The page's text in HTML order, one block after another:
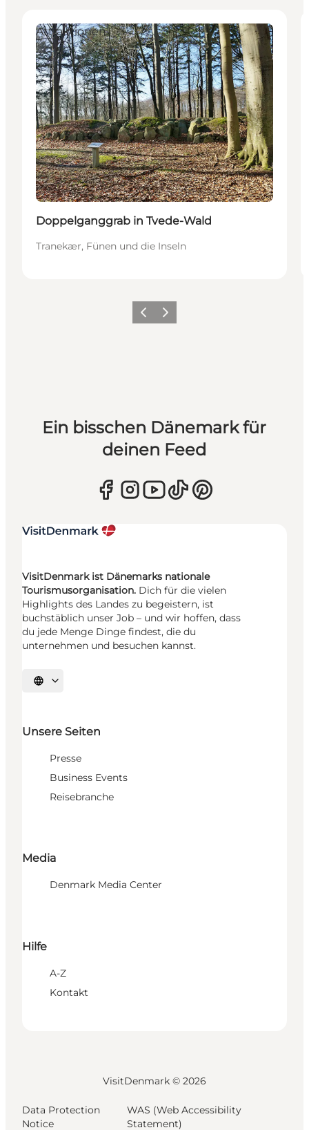
Attraktionen
Doppelganggrab in Tvede-Wald
Tranekær, Fünen und die Inseln
ZurückWeiter
Ein bisschen Dänemark für
deinen Feed
VisitDenmark ist Dänemarks nationale
Tourismusorganisation. Dich für die vielen
Highlights des Landes zu begeistern, ist
buchstäblich unser Job – und wir hoffen, dass
du jede Menge Dinge findest, die du
unternehmen und besuchen kannst.
Sprache auswählen
Unsere Seiten
Presse
Business Events
Reisebranche
Media
Denmark Media Center
Hilfe
A-Z
Kontakt
VisitDenmark © 2026
Data Protection
Notice
WAS (Web Accessibility
Statement)